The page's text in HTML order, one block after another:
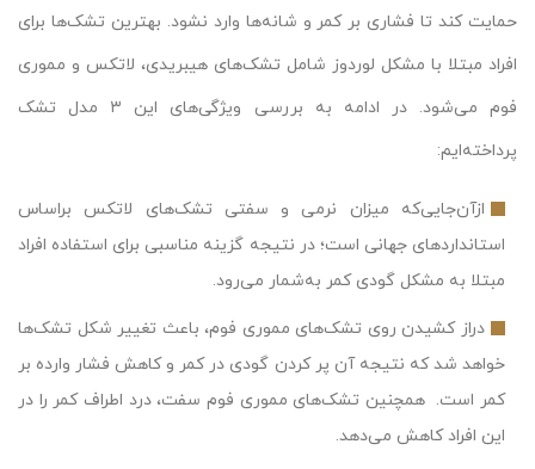
حمایت کند تا فشاری بر کمر و شانه‌ها وارد نشود. بهترین تشک‌ها برای
افراد مبتلا با مشکل لوردوز شامل تشک‌های هیبریدی، لاتکس و مموری
فوم می‌شود. در ادامه به بررسی ویژگی‌های این ۳ مدل تشک
پرداخته‌ایم:
ازآن‌جایی‌که میزان نرمی و سفتی تشک‌های لاتکس بر‌اساس
استانداردهای جهانی است؛ در نتیجه گزینه مناسبی برای استفاده افراد
مبتلا به مشکل گودی کمر به‌شمار می‌رود.
دراز کشیدن روی تشک‌های مموری فوم، باعث تغییر شکل تشک‌ها
خواهد شد که نتیجه آن پر کردن گودی در کمر و کاهش فشار وارده بر
کمر است. همچنین تشک‌های مموری فوم سفت، درد اطراف کمر را در
این افراد کاهش می‌دهد.